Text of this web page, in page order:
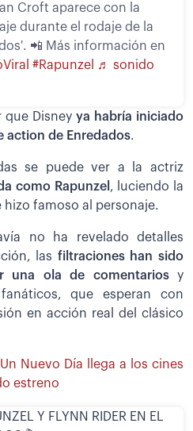
Croft aparece con la
durante el rodaje de la
📲 Más información en
#Rapunzel
♬ sonido
que Disney ya habría iniciado
action de Enredados.
se puede ver a la actriz
como Rapunzel , luciendo la
famoso al personaje.
no ha revelado detalles
las filtraciones han sido
una ola de comentariosy
que esperan con
en acción real del clásico
Nuevo Día llega a los cines
estreno
Y FLYNN RIDER EN EL